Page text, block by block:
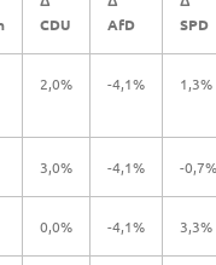
CDU
AfD
SPD
2,0% -4,1% 1,3%
3,0% -4,1% -0,7%
0,0% -4,1% 3,3%